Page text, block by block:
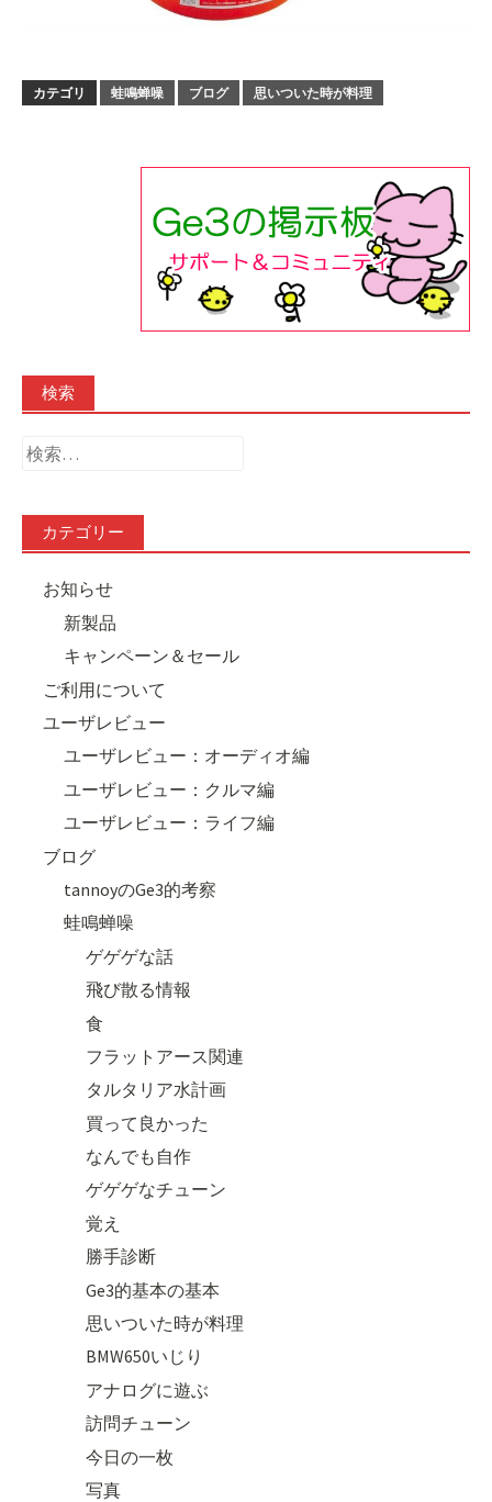
カテゴリ 蛙鳴蝉噪 ブログ 思いついた時が料理
検索
検
カテゴリー
お知らせ
新製品
キャンペーン＆セール
ご利用について
ユーザレビュー
ユーザレビュー：オーディオ編
ユーザレビュー：クルマ編
ユーザレビュー：ライフ編
ブログ
tannoyのGe3的考察
蛙鳴蝉噪
ゲゲゲな話
飛び散る情報
食
フラットアース関連
タルタリア水計画
買って良かった
なんでも自作
ゲゲゲなチューン
覚え
勝手診断
Ge3的基本の基本
思いついた時が料理
BMW650いじり
アナログに遊ぶ
訪問チューン
今日の一枚
写真